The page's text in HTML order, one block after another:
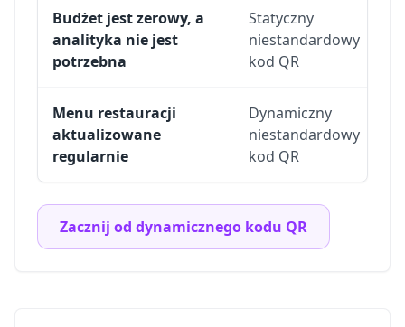
Budżet jest zerowy, a
analityka nie jest
potrzebna
Statyczny
niestandardowy
kod QR
Menu restauracji
aktualizowane
regularnie
Dynamiczny
niestandardowy
kod QR
Zacznij od dynamicznego kodu QR